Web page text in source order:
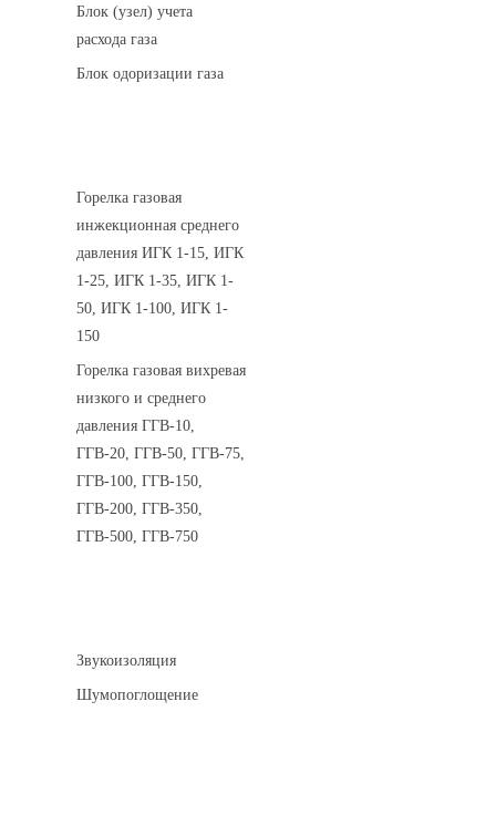
Блок (узел) учета
расхода газа
Блок одоризации газа
Горелка газовая
инжекционная среднего
давления ИГК 1-15, ИГК
1-25, ИГК 1-35, ИГК 1-
50, ИГК 1-100, ИГК 1-
150
Горелка газовая вихревая
низкого и среднего
давления ГГВ-10,
ГГВ-20, ГГВ-50, ГГВ-75,
ГГВ-100, ГГВ-150,
ГГВ-200, ГГВ-350,
ГГВ-500, ГГВ-750
Звукоизоляция
Шумопоглощение